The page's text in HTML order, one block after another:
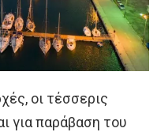
οι τέσσερις
για παράβαση του